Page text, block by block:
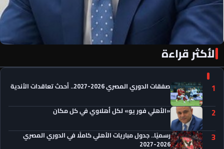
«الأهلي فور يو» لكل أهلاوي في كل مكان
الأكثر قراءة
1 صفقات الدوري المصري 2026-2027.. أحدث تعاقدات الأندية
2 «الأهلي فور يو» لكل أهلاوي في كل مكان
3 رسميًا.. جدول مباريات الأهلي كاملًا في الدوري المصري
2026-2027